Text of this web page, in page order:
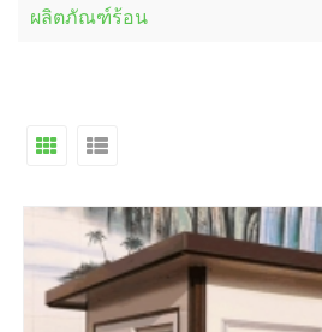
ผลิตภัณฑ์ร้อน